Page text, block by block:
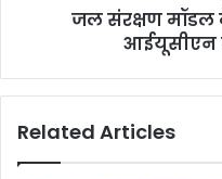
जल संरक्षण मॉडल
आईयूसीएन
Related Articles